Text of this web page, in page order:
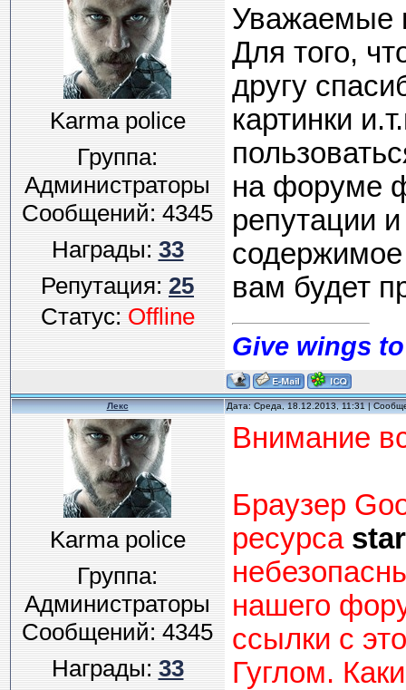
Karma police
Группа:
Администраторы
Сообщений:4345
Награды:33
Репутация:25
Статус:Offline
Уважаемые
Для того,
другу
картинки
на форуме
репутации
вам будет
Give wings
Лекс Дата: Среда, 18.12.2013, 11:31 |
Karma police
Группа:
Администраторы
Сообщений:4345
Награды:33
Внимание
Браузер
ресурса
нашего
ссылки с
Гуглом.